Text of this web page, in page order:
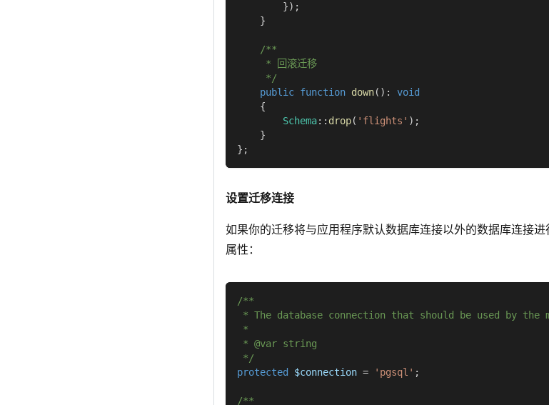
}) ;
}
/**
     * 回滚迁移
     */
public function down( ) :
void
{
Schema:: drop( 'flights' ) ;
}
} ;
设置迁移连接
如果你的迁移将与应用程序默认数据库连接以外的数据库连接
属性：
/**
* The database connection that should be used by the
*
* @var string
*/
protected
$connection = 'pgsql' ;
/**